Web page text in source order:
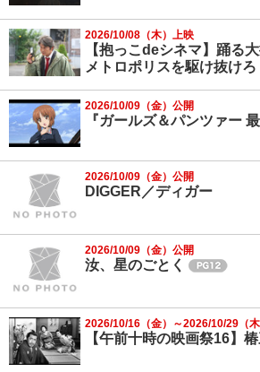
2026/10/08（木）上映
【抱っこdeシネマ】踊る
メトロポリスを駆け抜けろ
2026/10/09（金）公開
『ガールズ＆パンツァー
2026/10/09（金）公開
DIGGER／ディガー
2026/10/09（金）公開
汝、星のごとく
2026/10/16（金）～2026/10/29（
【午前十時の映画祭16】